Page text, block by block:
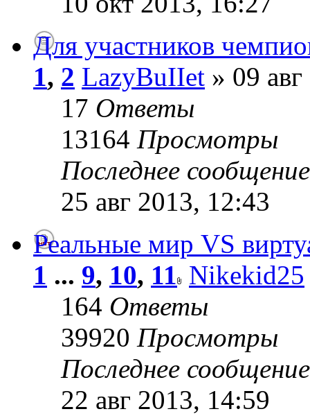
Для участников
1, 2 LazyBuIIet » 09
17 Ответы
13164 Просмотры
Последнее
25 авг 2013, 12:43
Реальные мир VS
1 ... 9, 10, 11 Nikekid25
164 Ответы
39920 Просмотры
Последнее
22 авг 2013, 14:59